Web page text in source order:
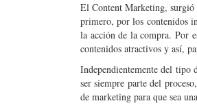
El Content Marketing, surgió
primero, por los contenidos
la acción de la compra. Por
contenidos atractivos y así,
Independientemente del tipo
ser siempre parte del
de marketing para que sea